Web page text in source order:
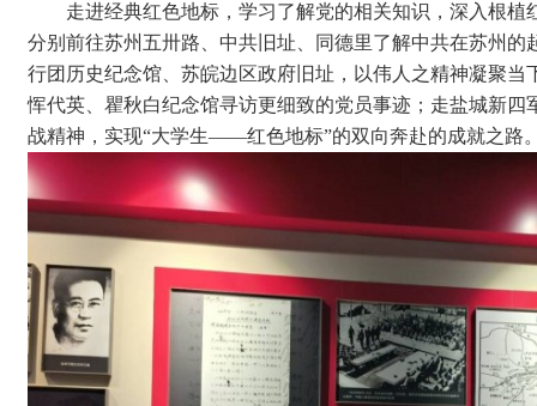
走进经典红色地标，学习了解党的相关知识，深入根
分别前往苏州五卅路、中共旧址、同德里了解中共在苏州
行团历史纪念馆、苏皖边区政府旧址，以伟人之精神凝聚
恽代英、瞿秋白纪念馆寻访更细致的党员事迹；走盐城新
战精神，实现“大学生——红色地标”的双向奔赴的成就之路